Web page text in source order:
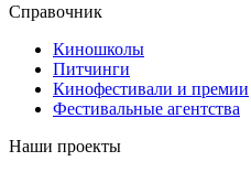
Справочник
Киношколы
Питчинги
Кинофестивали и премии
Фестивальные агентства
Наши проекты